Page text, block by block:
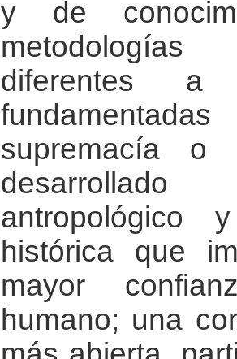
y de
diferentes a
supremacía o
desarrollado
antropológico
histórica que
mayor
humano; una